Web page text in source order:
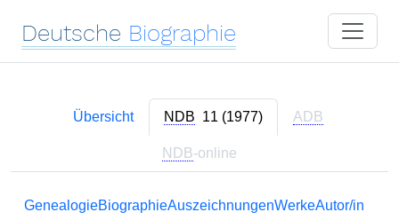
Deutsche Biographie
Übersicht NDB 11 (1977) ADB
NDB-online
GenealogieBiographieAuszeichnungenWerkeAutor/in